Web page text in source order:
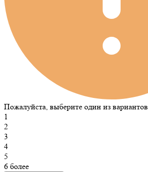
Пожалуйста, выберите один из вариантов
1
2
3
4
5
6 более